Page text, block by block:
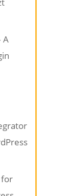
A
for